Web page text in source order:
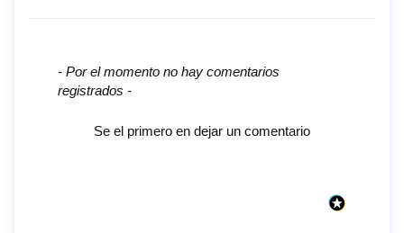
- Por el momento no hay comentarios
registrados -
Se el primero en dejar un comentario
New content loaded